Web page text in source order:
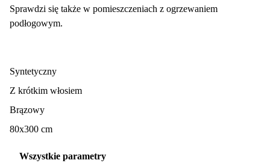
Sprawdzi się także w pomieszczeniach z ogrzewaniem
podłogowym.
Syntetyczny
Z krótkim włosiem
Brązowy
80x300 cm
Wszystkie parametry